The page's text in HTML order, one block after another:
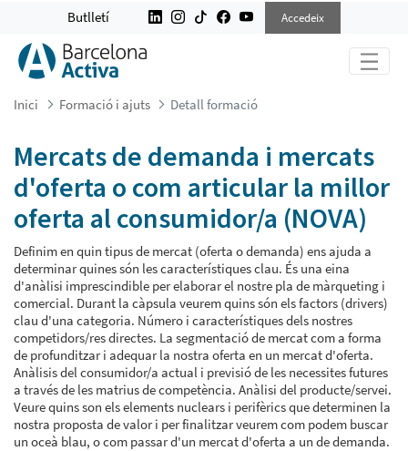
MERCATS DE DEMANDA I
Butlletí Accedeix
Inici Formació i ajuts Detall formació
Mercats de demanda i mercats
d'oferta o com articular la millor
oferta al consumidor/a (NOVA)
Definim en quin tipus de mercat (oferta o demanda) ens ajuda a
determinar quines són les característiques clau. És una eina
d'anàlisi imprescindible per elaborar el nostre pla de màrqueting i
comercial. Durant la càpsula veurem quins són els factors (drivers)
clau d'una categoria. Número i característiques dels nostres
competidors/res directes. La segmentació de mercat com a forma
de profunditzar i adequar la nostra oferta en un mercat d'oferta.
Anàlisis del consumidor/a actual i previsió de les necessites futures
a través de les matrius de competència. Anàlisi del producte/servei.
Veure quins son els elements nuclears i perifèrics que determinen la
nostra proposta de valor i per finalitzar veurem com podem buscar
un oceà blau, o com passar d'un mercat d'oferta a un de demanda.